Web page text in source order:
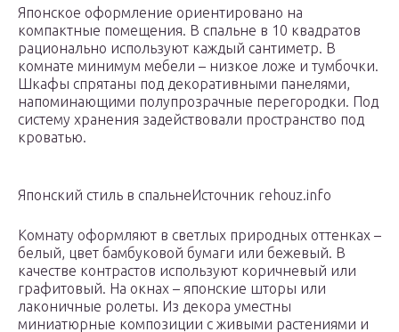
Японское оформление ориентировано на
компактные помещения. В спальне в 10 квадратов
рационально используют каждый сантиметр. В
комнате минимум мебели – низкое ложе и тумбочки.
Шкафы спрятаны под декоративными панелями,
напоминающими полупрозрачные перегородки. Под
систему хранения задействовали пространство под
кроватью.
Японский стиль в спальнеИсточник rehouz.info
Комнату оформляют в светлых природных оттенках –
белый, цвет бамбуковой бумаги или бежевый. В
качестве контрастов используют коричневый или
графитовый. На окнах – японские шторы или
лаконичные ролеты. Из декора уместны
миниатюрные композиции с живыми растениями и